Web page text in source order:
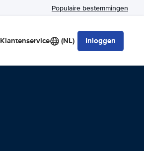
Populaire bestemmingen
Klantenservice (NL) Inloggen